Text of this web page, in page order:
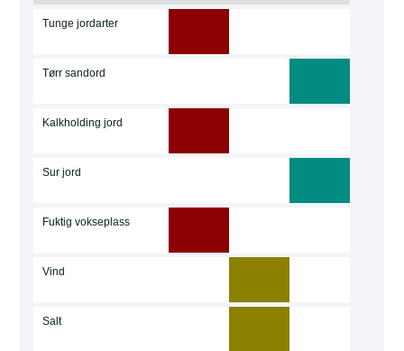
Tunge jordarter
Tørr sandord
Kalkholding jord
Sur jord
Fuktig vokseplass
Vind
Salt